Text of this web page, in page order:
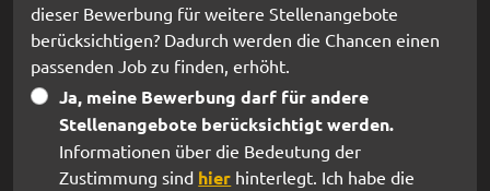
dieser Bewerbung für weitere Stellenangebote
berücksichtigen? Dadurch werden die Chancen einen
passenden Job zu finden, erhöht.
Ja, meine Bewerbung darf für andere
Stellenangebote berücksichtigt werden.
Informationen über die Bedeutung der
Zustimmung sind hier hinterlegt. Ich habe die